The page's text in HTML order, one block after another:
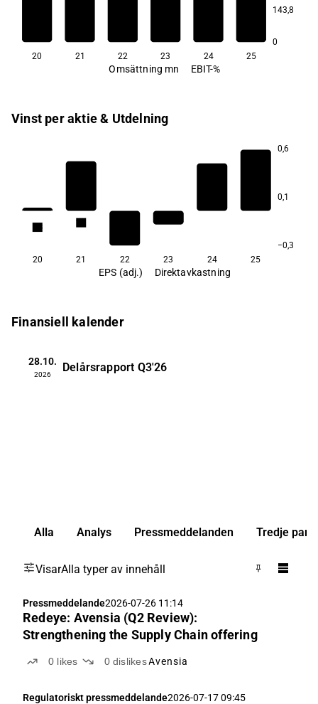
143,8
0
20 21 22 23 24 25
Omsättning mn EBIT-%
Vinst per aktie & Utdelning
0,6
0,1
−0,3
1,8 2,3
20 21 22 23 24 25
EPS (adj.) Direktavkastning
Finansiell kalender
28.10.
2026
Delårsrapport Q3'26
Alla Analys Pressmeddelanden Tredje part
VisarAlla typer av innehåll
Pressmeddelande2026-07-26 11:14
Redeye: Avensia (Q2 Review):
Strengthening the Supply Chain offering
0 likes 0 dislikesAvensia
Regulatoriskt pressmeddelande2026-07-17 09:45